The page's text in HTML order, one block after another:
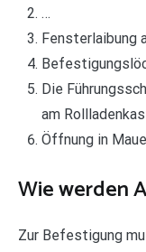
…
Fensterlaibung
Die
am
Öffnung in
Wie werden
Zur Befestigung